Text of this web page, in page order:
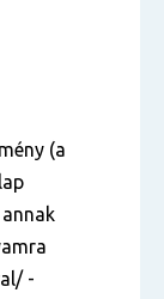
(a
-